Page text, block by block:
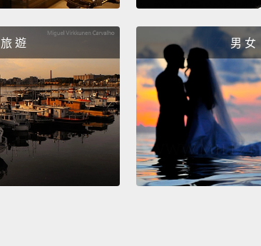
麼都喝下去了。如果你要水的話，就拿瓶裝水
What is the dirtiest part of an airplane?
The floor gets used and abused.
People
around that floor, bringing stuff in, taking
dropping things...
飛機上最髒的地方？絕對是地板。地板被踐踏
板上走來走去、把有的沒的帶進帶出、東西到
旅 遊 男 女